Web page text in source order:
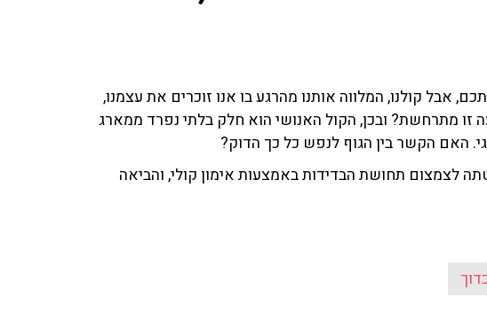
אבל קולנו, המלווה אותנו מהרגע בו אנו זוכרים את עצמנו,
מתרחשת? ובכן, הקול האנושי הוא חלק בלתי נפרד ממארג
האם הקשר בין הגוף לנפש כל כך הדוק?
לצמצום תחושת הבדידות באמצעות אימון קולי, והביאה